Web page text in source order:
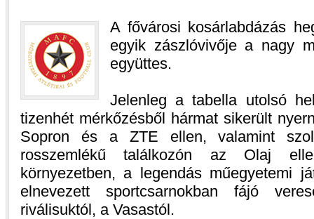
A fővárosi kosárlabdázás
egyik zászlóvivője a nagy
együttes.
Jelenleg a tabella utolsó
tizenhét mérkőzésből hármat sikerült
Sopron és a ZTE ellen, valamint
rosszemlékű találkozón az Olaj
környezetben, a legendás műegyetemi
elnevezett sportcsarnokban fájó
riválisuktól, a Vasastól.